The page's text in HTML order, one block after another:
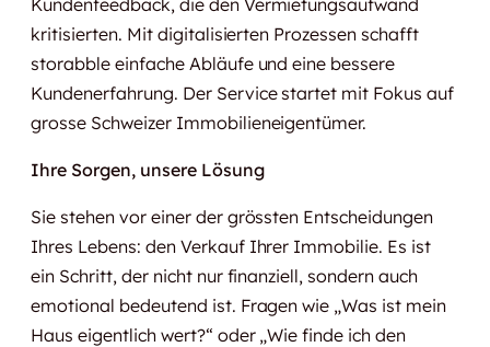
kritisierten. Mit digitalisierten Prozessen schafft
storabble einfache Abläufe und eine bessere
Kundenerfahrung. Der Service startet mit Fokus auf
grosse Schweizer Immobilieneigentümer.
Ihre Sorgen, unsere Lösung
Sie stehen vor einer der grössten Entscheidungen
Ihres Lebens: den Verkauf Ihrer Immobilie. Es ist
ein Schritt, der nicht nur finanziell, sondern auch
emotional bedeutend ist. Fragen wie „Was ist mein
Haus eigentlich wert?“ oder „Wie finde ich den